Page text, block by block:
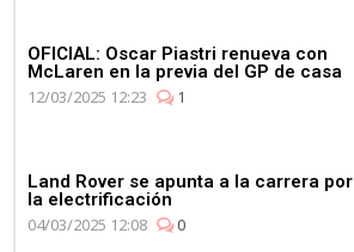
OFICIAL: Oscar Piastri renueva con
McLaren en la previa del GP de casa
12/03/2025 12:23
1
Land Rover se apunta a la carrera por
la electrificación
04/03/2025 12:08
0